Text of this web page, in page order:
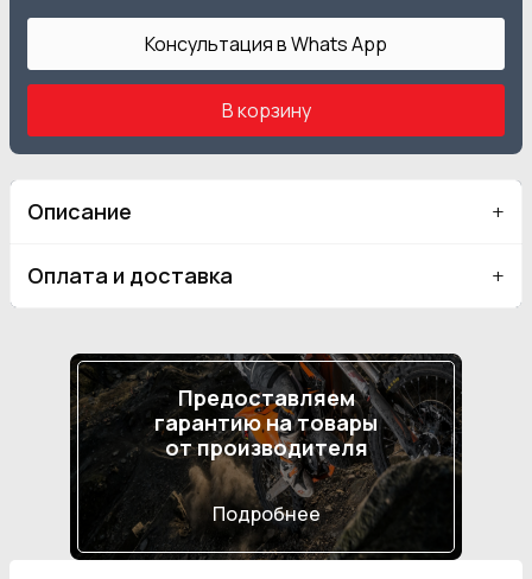
Консультация в Whats App
В корзину
Описание
Оплата и доставка
Предоставляем
гарантию на товары
от производителя
Подробнее